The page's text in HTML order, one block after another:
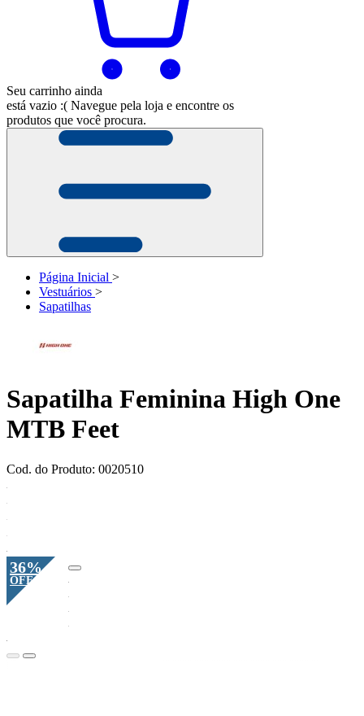
Seu carrinho ainda
está vazio :( Navegue pela loja e encontre os
produtos que você procura.
Página Inicial >
Vestuários >
Sapatilhas
Sapatilha Feminina High One
MTB Feet
Cod. do Produto: 0020510
36%
OFF